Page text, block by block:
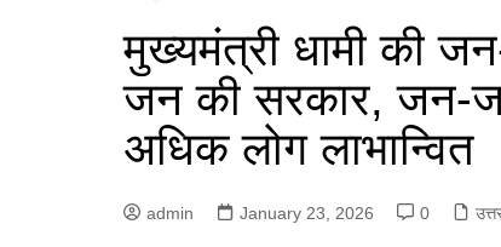
मुख्यमंत्री धामी की
जन की सरकार, जन-
अधिक लोग लाभान्वित
admin January 23, 2026 0